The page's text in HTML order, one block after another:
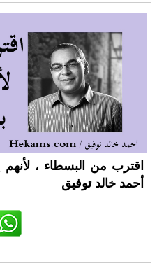
اقترب من البسطاء ،
أحمد خالد توفيق